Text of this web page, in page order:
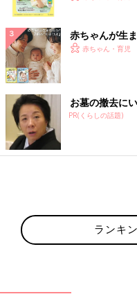
赤ちゃんが生
赤ちゃん・育児
お墓の撤去に
PR(くらしの話題)
ランキ